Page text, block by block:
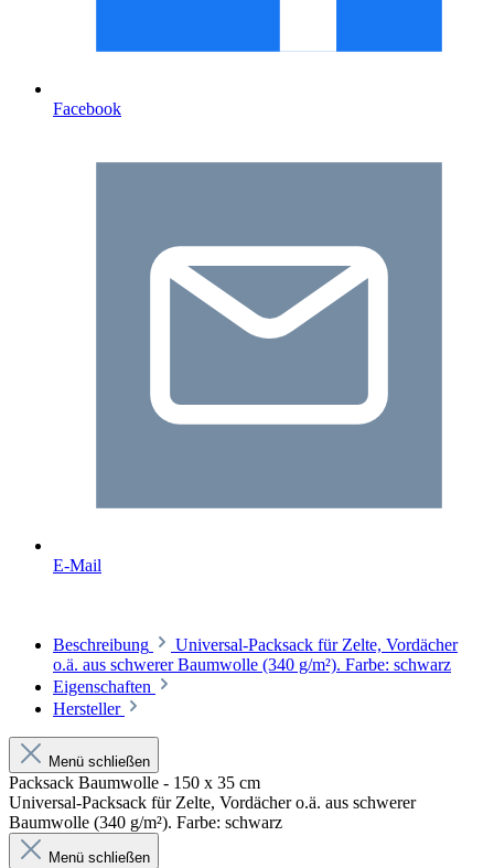
Facebook
E-Mail
Beschreibung
Universal-Packsack für Zelte, Vordächer
o.ä. aus schwerer Baumwolle (340 g/m²). Farbe: schwarz
Eigenschaften
Hersteller
Menü schließen
Packsack Baumwolle - 150 x 35 cm
Universal-Packsack für Zelte, Vordächer o.ä. aus schwerer
Baumwolle (340 g/m²). Farbe: schwarz
Menü schließen